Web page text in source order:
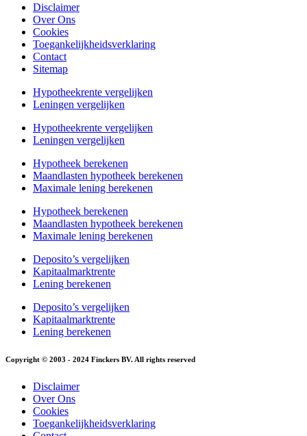
Disclaimer
Over Ons
Cookies
Toegankelijkheidsverklaring
Contact
Sitemap
Hypotheekrente vergelijken
Leningen vergelijken
Hypotheekrente vergelijken
Leningen vergelijken
Hypotheek berekenen
Maandlasten hypotheek berekenen
Maximale lening berekenen
Hypotheek berekenen
Maandlasten hypotheek berekenen
Maximale lening berekenen
Deposito’s vergelijken
Kapitaalmarktrente
Lening berekenen
Deposito’s vergelijken
Kapitaalmarktrente
Lening berekenen
Copyright © 2003 - 2024 Finckers BV. All rights reserved
Disclaimer
Over Ons
Cookies
Toegankelijkheidsverklaring